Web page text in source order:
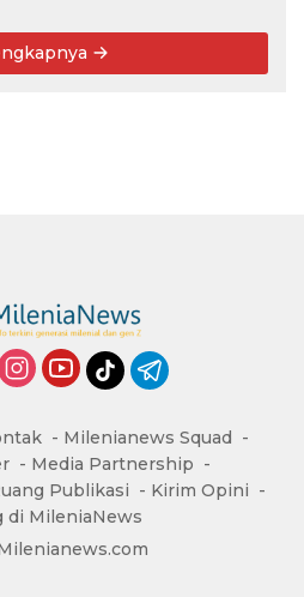
Milenianews Squad
Media Partnership
Publikasi
Kirim Opini
di MileniaNews